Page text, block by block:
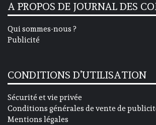
A PROPOS DE JOURNAL DES
Qui sommes-nous ?
Publicité
CONDITIONS D’UTILISATION
Sécurité et vie privée
Conditions générales de vente de
Mentions légales